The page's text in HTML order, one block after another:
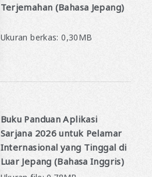
Terjemahan (Bahasa Jepang)
Ukuran berkas: 0,30MB
Buku Panduan Aplikasi
Sarjana 2026 untuk Pelamar
Internasional yang Tinggal di
Luar Jepang (Bahasa Inggris)